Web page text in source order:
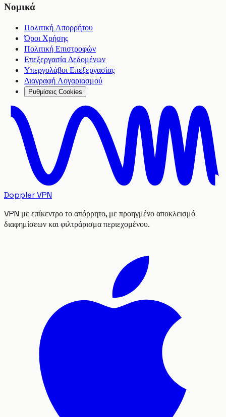
Νομικά
Πολιτική Απορρήτου
Όροι Χρήσης
Πολιτική Επιστροφών
Επεξεργασία Δεδομένων
Υπεργολάβοι Επεξεργασίας
Διαγραφή Λογαριασμού
Ρυθμίσεις Cookies
Doppler VPN
VPN με επίκεντρο το απόρρητο, με προηγμένο αποκλεισμό
διαφημίσεων και φιλτράρισμα περιεχομένου.